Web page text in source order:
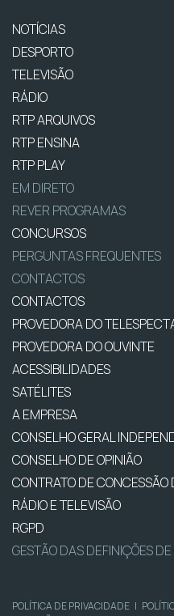
NOTÍCIAS
DESPORTO
TELEVISÃO
RÁDIO
RTP ARQUIVOS
RTP ENSINA
RTP PLAY
EM DIRETO
REVER PROGRAMAS
CONCURSOS
PERGUNTAS FREQUENTES
CONTACTOS
CONTACTOS
PROVEDORA DO
PROVEDORA DO OUVINTE
ACESSIBILIDADES
SATÉLITES
A EMPRESA
CONSELHO GERAL
CONSELHO DE OPINIÃO
CONTRATO DE CONCESSÃO
RÁDIO E TELEVISÃO
RGPD
GESTÃO DAS DEFINIÇÕES DE
POLÍTICA DE PRIVACIDADE |